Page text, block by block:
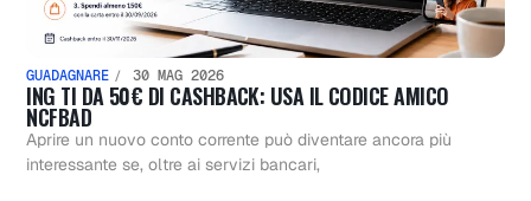
GUADAGNARE 30 MAG 2026
ING TI DA 50€ DI CASHBACK: USA IL CODICE AMICO
NCFBAD
Aprire un nuovo conto corrente può diventare ancora più
interessante se, oltre ai servizi bancari,